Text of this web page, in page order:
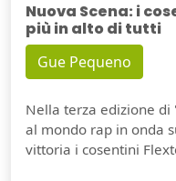
Nuova Scena: i
più in alto di tutti
Gue Pequeno
Nella terza edizione di
al mondo rap in onda
vittoria i cosentini